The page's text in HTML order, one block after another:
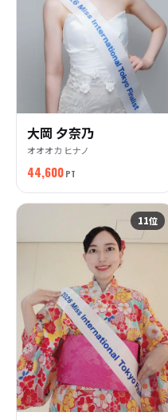
大岡 夕奈乃
オオオカ ヒナノ
44,600 PT
11位